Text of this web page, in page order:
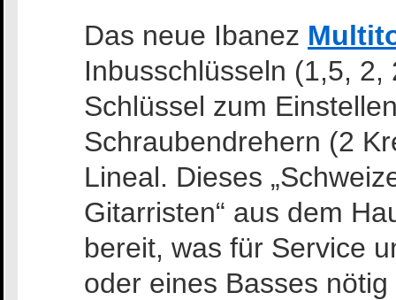
Das neue Ibanez
Inbusschlüsseln (1,5,
Schlüssel zum
Schraubendrehern (2
Lineal. Dieses
Gitarristen“ aus dem
bereit, was für Service
oder eines Basses nötig